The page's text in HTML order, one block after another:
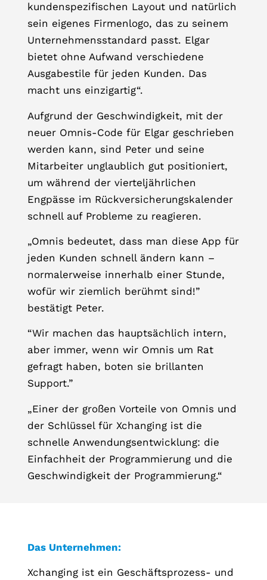
kundenspezifischen Layout und natürlich
sein eigenes Firmenlogo, das zu seinem
Unternehmensstandard passt. Elgar
bietet ohne Aufwand verschiedene
Ausgabestile für jeden Kunden. Das
macht uns einzigartig“.
Aufgrund der Geschwindigkeit, mit der
neuer Omnis-Code für Elgar geschrieben
werden kann, sind Peter und seine
Mitarbeiter unglaublich gut positioniert,
um während der vierteljährlichen
Engpässe im Rückversicherungskalender
schnell auf Probleme zu reagieren.
„Omnis bedeutet, dass man diese App für
jeden Kunden schnell ändern kann –
normalerweise innerhalb einer Stunde,
wofür wir ziemlich berühmt sind!”
bestätigt Peter.
“Wir machen das hauptsächlich intern,
aber immer, wenn wir Omnis um Rat
gefragt haben, boten sie brillanten
Support.”
„Einer der großen Vorteile von Omnis und
der Schlüssel für Xchanging ist die
schnelle Anwendungsentwicklung: die
Einfachheit der Programmierung und die
Geschwindigkeit der Programmierung.“
Das Unternehmen:
Xchanging ist ein Geschäftsprozess- und